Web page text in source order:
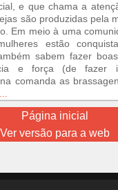
e que chama a
são produzidas pela
Em meio à uma
estão
sabem fazer
e força (de fazer
comanda as
Página inicial
Ver versão para a web